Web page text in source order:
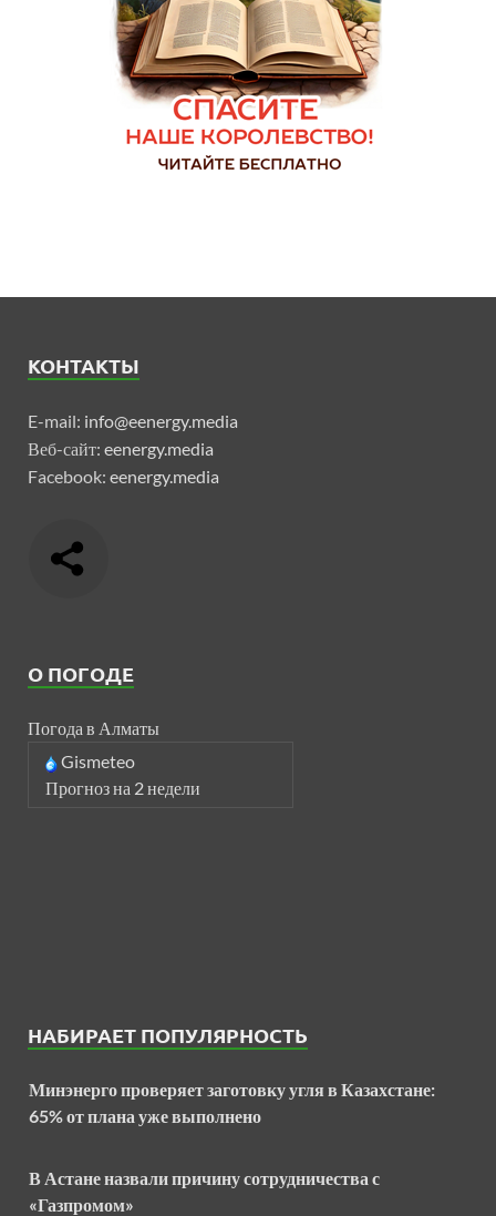
КОНТАКТЫ
E-mail: info@eenergy.media
Веб-сайт: eenergy.media
Facebook: eenergy.media
О ПОГОДЕ
Погода в Алматы
Gismeteo
Прогноз на 2 недели
НАБИРАЕТ ПОПУЛЯРНОСТЬ
Минэнерго проверяет заготовку угля в Казахстане:
65% от плана уже выполнено
В Астане назвали причину сотрудничества с
«Газпромом»